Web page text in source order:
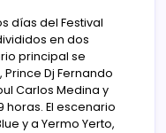
días del Festival
en dos
principal se
Dj Fernando
Carlos Medina y
horas. El escenario
y a Yermo Yerto,